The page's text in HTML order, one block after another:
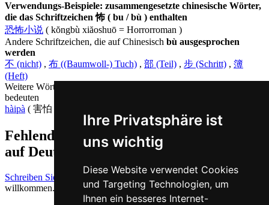
Ihre Privatsphäre ist
uns wichtig
Diese Website verwendet Cookies
und Targeting Technologien, um
Ihnen ein besseres Internet-
Verwendungs-Beispiele: zusammengesetzte chinesische Wörter,
die das Schriftzeichen 怖 ( bu / bù ) enthalten
恐怖小说 ( kŏngbù xiăoshuō = Horrorroman )
Andere Schriftzeichen, die auf Chinesisch bù ausgesprochen
werden
不 (nicht) , 布 ((Baumwoll-) Tuch) , 部 (Teil) , 步 (Schritt) , 簿
(Heft)
Weitere Wörter, die ebenfalls
bedeuten
hàipà ( 害怕 ),
Fehlende oder falsche Übersetzung für bu
auf Deutsch melden
Schreiben Sie uns!
Ihr Feedback und konstruktive Kritik sind stets
willkommen.